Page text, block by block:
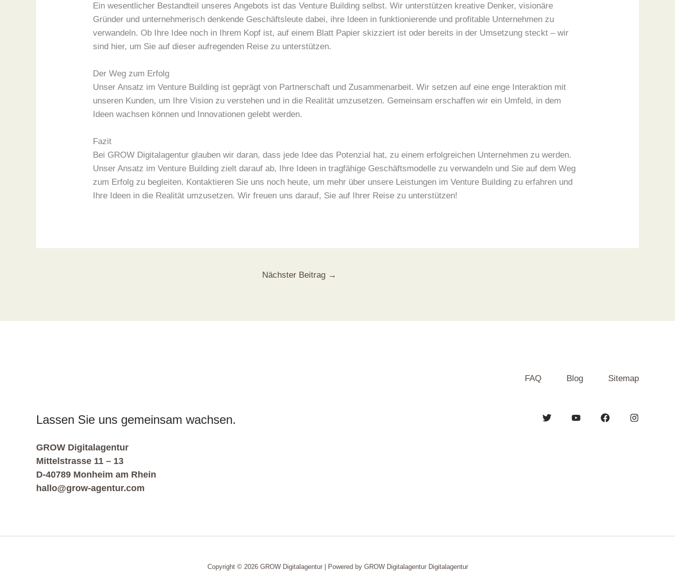
Ein wesentlicher Bestandteil unseres Angebots ist das Venture Building selbst. Wir unterstützen kreative Denker, visionäre
Gründer und unternehmerisch denkende Geschäftsleute dabei, ihre Ideen in funktionierende und profitable Unternehmen zu
verwandeln. Ob Ihre Idee noch in Ihrem Kopf ist, auf einem Blatt Papier skizziert ist oder bereits in der Umsetzung steckt – wir
sind hier, um Sie auf dieser aufregenden Reise zu unterstützen.
Der Weg zum Erfolg
Unser Ansatz im Venture Building ist geprägt von Partnerschaft und Zusammenarbeit. Wir setzen auf eine enge Interaktion mit
unseren Kunden, um Ihre Vision zu verstehen und in die Realität umzusetzen. Gemeinsam erschaffen wir ein Umfeld, in dem
Ideen wachsen können und Innovationen gelebt werden.
Fazit
Bei GROW Digitalagentur glauben wir daran, dass jede Idee das Potenzial hat, zu einem erfolgreichen Unternehmen zu werden.
Unser Ansatz im Venture Building zielt darauf ab, Ihre Ideen in tragfähige Geschäftsmodelle zu verwandeln und Sie auf dem Weg
zum Erfolg zu begleiten. Kontaktieren Sie uns noch heute, um mehr über unsere Leistungen im Venture Building zu erfahren und
Ihre Ideen in die Realität umzusetzen. Wir freuen uns darauf, Sie auf Ihrer Reise zu unterstützen!
Nächster Beitrag →
Lassen Sie uns gemeinsam wachsen.
GROW Digitalagentur
Mittelstrasse 11 – 13
D-40789 Monheim am Rhein
hallo@grow-agentur.com
FAQ Blog Sitemap
Copyright © 2026 GROW Digitalagentur | Powered by GROW Digitalagentur Digitalagentur